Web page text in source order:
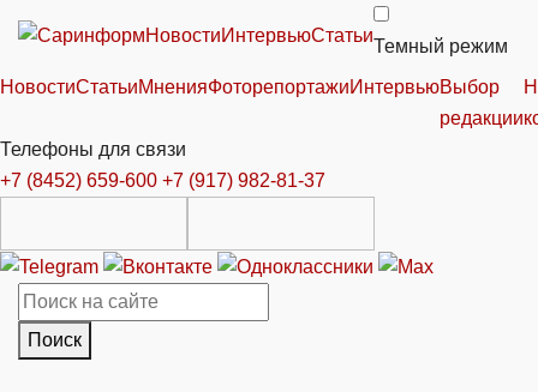
НовостиИнтервьюСтатьи
Темный режим
НовостиСтатьиМненияФоторепортажиИнтервьюВыбор
редакции
Телефоны для связи
+7 (8452) 659-600 +7 (917) 982-81-37
Поиск